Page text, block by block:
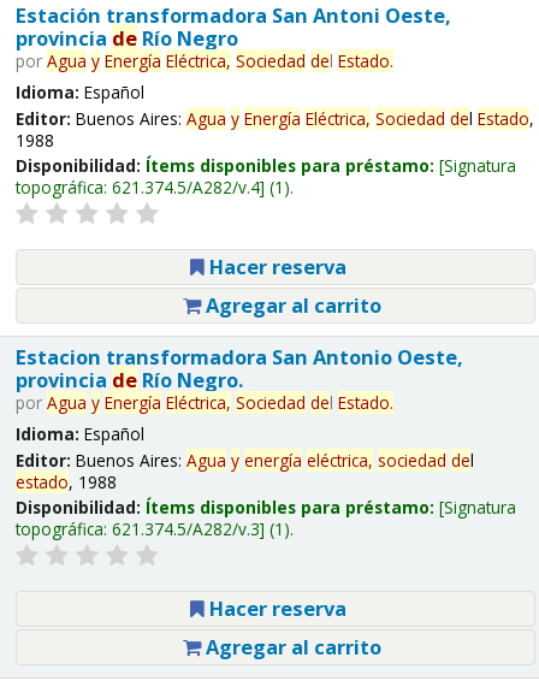
Estación transformadora San Antoni Oeste,
provincia deRío Negro
por Agua y Energía Eléctrica, Sociedad del Estado.
Idioma: Español
Editor: Buenos Aires: Agua y Energía Eléctrica, Sociedad del Estado,
1988
Disponibilidad: Ítems disponibles para préstamo: Signatura
topográfica: 621.374.5/A282/v.4 (1).
Hacer reserva
Agregar al carrito
Estacion transformadora San Antonio Oeste,
provincia deRío Negro.
por Agua y Energía Eléctrica, Sociedad del Estado.
Idioma: Español
Editor: Buenos Aires: Agua y energía eléctrica, sociedad del
estado, 1988
Disponibilidad: Ítems disponibles para préstamo: Signatura
topográfica: 621.374.5/A282/v.3 (1).
Hacer reserva
Agregar al carrito